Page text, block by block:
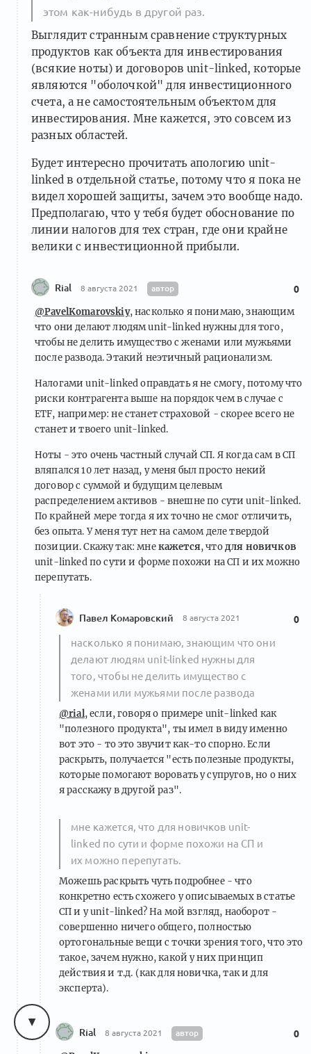
этом как-нибудь в другой раз.
Выглядит странным сравнение структурных
продуктов как объекта для инвестирования
(всякие ноты) и договоров unit-linked, которые
являются "оболочкой" для инвестиционного
счета, а не самостоятельным объектом для
инвестирования. Мне кажется, это совсем из
разных областей.
Будет интересно прочитать апологию unit-
linked в отдельной статье, потому что я пока не
видел хорошей защиты, зачем это вообще надо.
Предполагаю, что у тебя будет обоснование по
линии налогов для тех стран, где они крайне
велики с инвестиционной прибыли.
Rial 8 августа 2021 автор 0
@PavelKomarovskiy, насколько я понимаю, знающим
что они делают людям unit-linked нужны для того,
чтобы не делить имущество с женами или мужьями
после развода. Этакий неэтичный рационализм.
Налогами unit-linked оправдать я не смогу, потому что
риски контрагента выше на порядок чем в случае с
ETF, например: не станет страховой - скорее всего не
станет и твоего unit-linked.
Ноты - это очень частный случай СП. Я когда сам в СП
вляпался 10 лет назад, у меня был просто некий
договор с суммой и будущим целевым
распределением активов - внешне по сути unit-linked.
По крайней мере тогда я их точно не смог отличить,
без опыта. У меня тут нет на самом деле твердой
позиции. Скажу так: мнекажется, чтодля новичков
unit-linked по сути и форме похожи на СП и их можно
перепутать.
Павел Комаровский 8 августа 2021 0
насколько я понимаю, знающим что они
делают людям unit-linked нужны для
того, чтобы не делить имущество с
женами или мужьями после развода
@rial, если, говоря о примере unit-linked как
"полезного продукта", ты имел в виду именно
вот это - то это звучит как-то спорно. Если
раскрыть, получается "есть полезные продукты,
которые помогают воровать у супругов, но о них
я расскажу в другой раз".
мне кажется, что для новичков unit-
linked по сути и форме похожи на СП и
их можно перепутать.
Можешь раскрыть чуть подробнее - что
конкретно есть схожего у описываемых в статье
СП и у unit-linked? На мой взгляд, наоборот -
совершенно ничего общего, полностью
ортогональные вещи с точки зрения того, что это
такое, зачем нужно, какой у них принцип
действия и т.д. (как для новичка, так и для
эксперта).
Rial 8 августа 2021 автор 0